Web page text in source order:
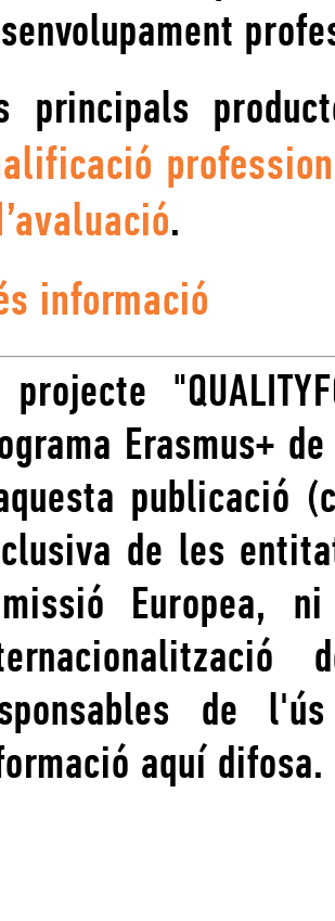
principals
.
informació
projecte
Erasmus+
publicació
de les
Europea,
de
aquí difosa.